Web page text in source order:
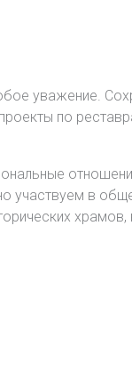
уважение.
по
участвуем в